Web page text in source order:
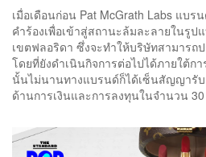
เมื่อเดือนก่อน Pat McGrath Labs แบร
คำร้องเพื่อเข้าสู่สถานะล้มละลายในรูป
เขตฟลอริดา ซึ่งจะทำให้บริษัทสามารถ
โดยที่ยังดำเนินกิจการต่อไปได้ภายใต้ก
นั้นไม่นานทางแบรนด์ก็ได้เซ็นสัญญารับ
ด้านการเงินและการลงทุนในจำนวน